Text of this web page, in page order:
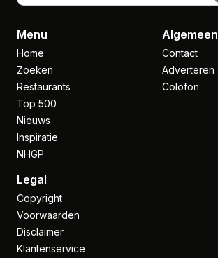
Menu
Home
Zoeken
Restaurants
Top 500
Nieuws
Inspiratie
NHGP
Algemeen
Contact
Adverteren
Colofon
Legal
Copyright
Voorwaarden
Disclaimer
Klantenservice